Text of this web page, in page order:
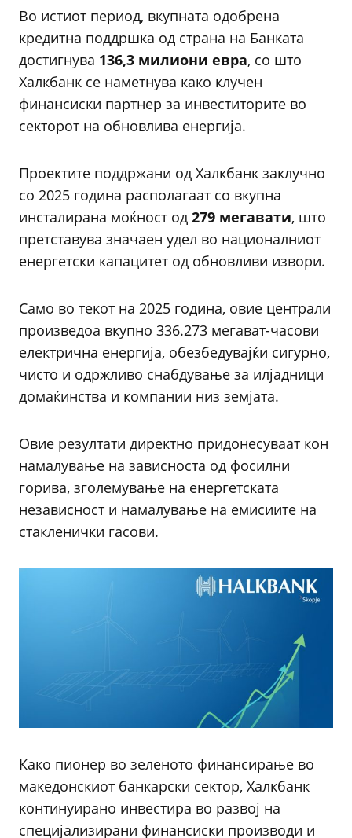
Во истиот период, вкупната одобрена
кредитна поддршка од страна на Банката
достигнува 136,3 милиони евра, со што
Халкбанк се наметнува како клучен
финансиски партнер за инвеститорите во
секторот на обновлива енергија.
Проектите поддржани од Халкбанк заклучно
со 2025 година располагаат со вкупна
инсталирана моќност од 279 мегавати, што
претставува значаен удел во националниот
енергетски капацитет од обновливи извори.
Само во текот на 2025 година, овие централи
произведоа вкупно 336.273 мегават-часови
електрична енергија, обезбедувајќи сигурно,
чисто и одржливо снабдување за илјадници
домаќинства и компании низ земјата.
Овие резултати директно придонесуваат кон
намалување на зависноста од фосилни
горива, зголемување на енергетската
независност и намалување на емисиите на
стакленички гасови.
Како пионер во зеленото финансирање во
македонскиот банкарски сектор, Халкбанк
континуирано инвестира во развој на
специјализирани финансиски производи и